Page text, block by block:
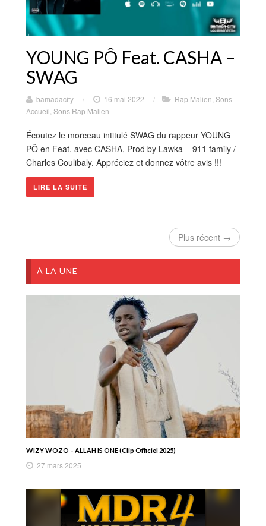
YOUNG PÔ Feat. CASHA –
SWAG
bamadacity / 16 mai 2022 / Rap Malien,Sons
Accueil,Sons Rap Malien
Écoutez le morceau intitulé SWAG du rappeur YOUNG
PÔ en Feat. avec CASHA, Prod by Lawka – 911 family /
Charles Coulibaly. Appréciez et donnez vôtre avis !!!
LIRE LA SUITE
Plus récent →
À LA UNE
WIZY WOZO – ALLAH IS ONE (Clip Officiel 2025)
27 mars 2025